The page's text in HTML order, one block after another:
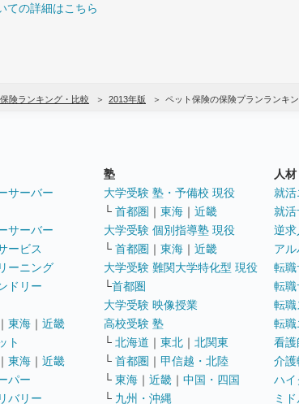
の詳細はこちら
険ランキング・比較 2013年版 ペット保険の保険プランランキ
サーバー
サーバー
ービス
ーニング
ドリー
東海 ｜ 近畿
ト
東海 ｜ 近畿
パー
バリー
塾
大学受験 塾・予備校 現役
└ 首都圏 ｜ 東海 ｜ 近畿
大学受験 個別指導塾 現役
└ 首都圏 ｜ 東海 ｜ 近畿
大学受験 難関大学特化型 現役
└首都圏
大学受験 映像授業
高校受験 塾
└ 北海道 ｜ 東北 ｜ 北関東
└ 首都圏 ｜ 甲信越・北陸
└ 東海 ｜ 近畿 ｜ 中国・四国
└ 九州・沖縄
人材
就活
就活
逆求
ア
転職
転職
転職
転職
看護
介護
ハイ
ミ